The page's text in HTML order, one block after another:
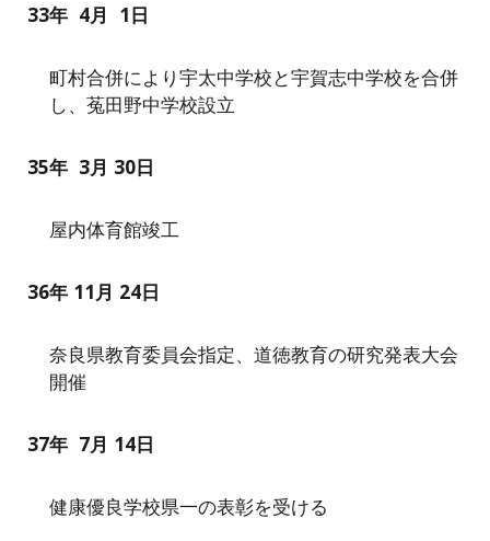
33年 4月 1日
町村合併により宇太中学校と宇賀志中学校を合併
し、菟田野中学校設立
35年 3月 30日
屋内体育館竣工
36年 11月 24日
奈良県教育委員会指定、道徳教育の研究発表大会
開催
37年 7月 14日
健康優良学校県一の表彰を受ける